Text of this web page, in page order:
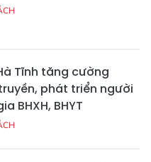
Tĩnh tăng cường
phát triển người
BHXH, BHYT